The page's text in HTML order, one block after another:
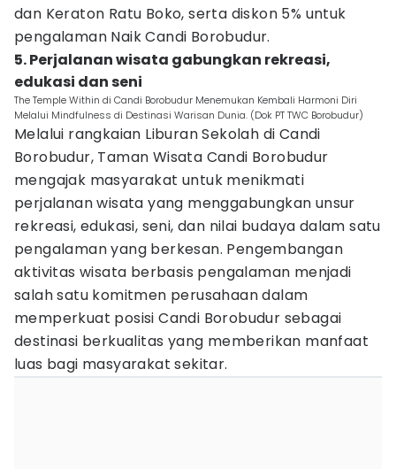
dan Keraton Ratu Boko, serta diskon 5% untuk
pengalaman Naik Candi Borobudur.
5. Perjalanan wisata gabungkan rekreasi,
edukasi dan seni
The Temple Within di Candi Borobudur Menemukan Kembali Harmoni Diri
Melalui Mindfulness di Destinasi Warisan Dunia. (Dok PT TWC Borobudur)
Melalui rangkaian Liburan Sekolah di Candi
Borobudur, Taman Wisata Candi Borobudur
mengajak masyarakat untuk menikmati
perjalanan wisata yang menggabungkan unsur
rekreasi, edukasi, seni, dan nilai budaya dalam satu
pengalaman yang berkesan. Pengembangan
aktivitas wisata berbasis pengalaman menjadi
salah satu komitmen perusahaan dalam
memperkuat posisi Candi Borobudur sebagai
destinasi berkualitas yang memberikan manfaat
luas bagi masyarakat sekitar.